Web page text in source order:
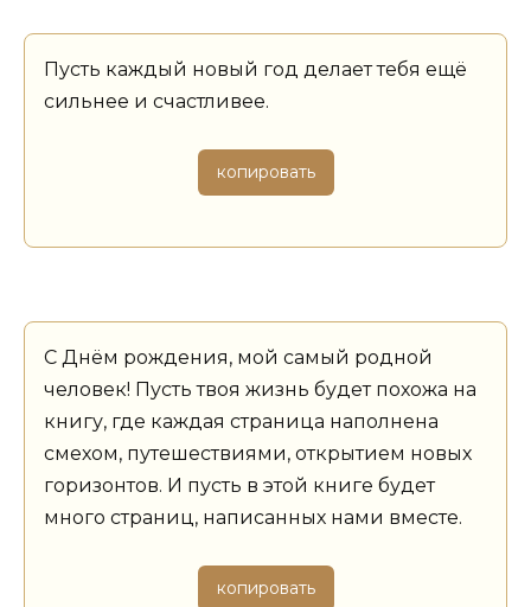
Пусть каждый новый год делает тебя ещё
сильнее и счастливее.
копировать
С Днём рождения, мой самый родной
человек! Пусть твоя жизнь будет похожа на
книгу, где каждая страница наполнена
смехом, путешествиями, открытием новых
горизонтов. И пусть в этой книге будет
много страниц, написанных нами вместе.
копировать